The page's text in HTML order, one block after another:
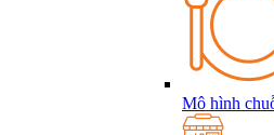
Mô hình